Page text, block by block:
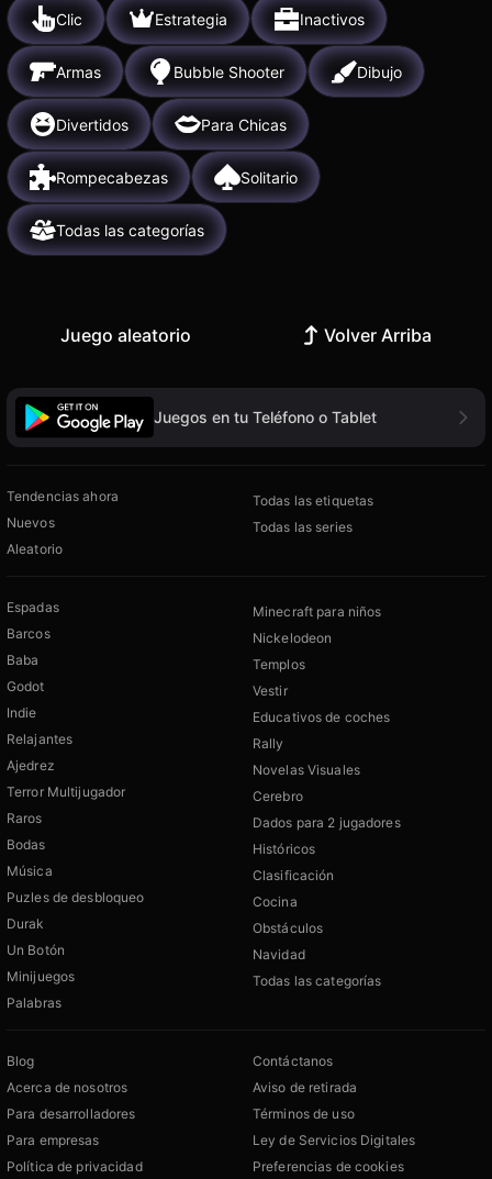
Clic Estrategia Inactivos
Armas Bubble Shooter Dibujo
Divertidos Para Chicas
Rompecabezas Solitario
Todas las categorías
Juego aleatorio Volver Arriba
Juegos en tu Teléfono o Tablet
Tendencias ahora
Nuevos
Aleatorio
Todas las etiquetas
Todas las series
Espadas
Barcos
Baba
Godot
Indie
Relajantes
Ajedrez
Terror Multijugador
Raros
Bodas
Música
Puzles de desbloqueo
Durak
Un Botón
Minijuegos
Palabras
Minecraft para niños
Nickelodeon
Templos
Vestir
Educativos de coches
Rally
Novelas Visuales
Cerebro
Dados para 2 jugadores
Históricos
Clasificación
Cocina
Obstáculos
Navidad
Todas las categorías
Blog
Acerca de nosotros
Para desarrolladores
Para empresas
Política de privacidad
Contáctanos
Aviso de retirada
Términos de uso
Ley de Servicios Digitales
Preferencias de cookies